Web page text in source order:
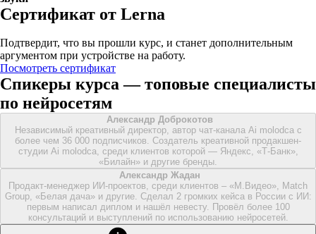
Сертификат от Lerna
Подтвердит, что вы прошли курс, и станет дополнительным
аргументом при устройстве на работу.
Посмотреть сертификат
Спикеры курса — топовые специалисты
по нейросетям
Александр Доброкотов
Независимый креативный директор, автор чат-канала Ai molodca с
более чем 36 000 подписчиков. Cоздатель креативной продакшен-
студии Ai molodca, среди клиентов которой — Яндекс, «Т-Банк»,
«Билайн» и другие бренды.
Александр Жадан
Продакт-менеджер ИИ-проектов, среди клиентов – «М.Видео», Match
Group, «Белая дача» и другие. Сделал 2 громких кейса в России с ИИ:
первым написал диплом и нашёл невесту. Провёл более 100
консультаций и выступлений по использованию нейросетей.